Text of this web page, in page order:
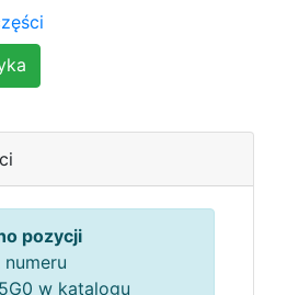
pozycji
numeru
w katalogu